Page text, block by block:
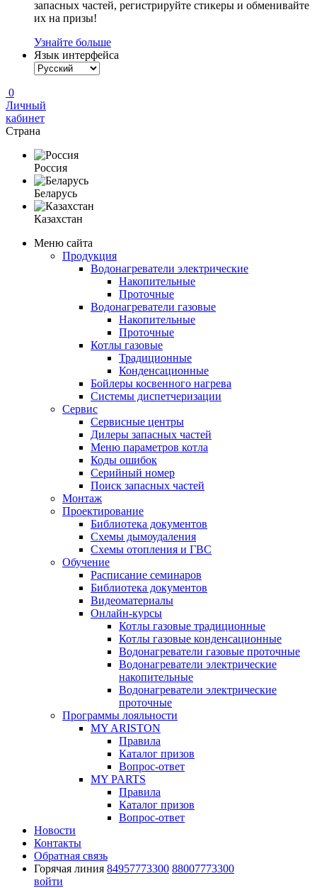
запасных частей, регистрируйте стикеры и обменивайте
их на призы!
Узнайте больше
Язык интерфейса
0
Личный
кабинет
Страна
Россия
Беларусь
Казахстан
Меню сайта
Продукция
Водонагреватели электрические
Накопительные
Проточные
Водонагреватели газовые
Накопительные
Проточные
Котлы газовые
Традиционные
Конденсационные
Бойлеры косвенного нагрева
Системы диспетчеризации
Сервис
Сервисные центры
Дилеры запасных частей
Меню параметров котла
Коды ошибок
Серийный номер
Поиск запасных частей
Монтаж
Проектирование
Библиотека документов
Схемы дымоудаления
Схемы отопления и ГВС
Обучение
Расписание семинаров
Библиотека документов
Видеоматериалы
Онлайн-курсы
Котлы газовые традиционные
Котлы газовые конденсационные
Водонагреватели газовые проточные
Водонагреватели электрические
накопительные
Водонагреватели электрические
проточные
Программы лояльности
MY ARISTON
Правила
Каталог призов
Вопрос-ответ
MY PARTS
Правила
Каталог призов
Вопрос-ответ
Новости
Контакты
Обратная связь
Горячая линия 84957773300 88007773300
войти